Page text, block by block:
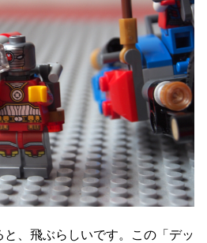
、飛ぶらしいです。この「デッ